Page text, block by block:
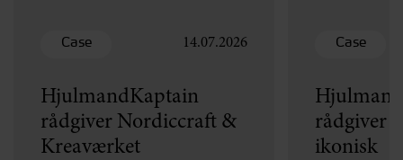
Case 14.07.2026
HjulmandKaptain
rådgiver Nordiccraft &
Kreaværket
Case
rådgiver
ikonisk